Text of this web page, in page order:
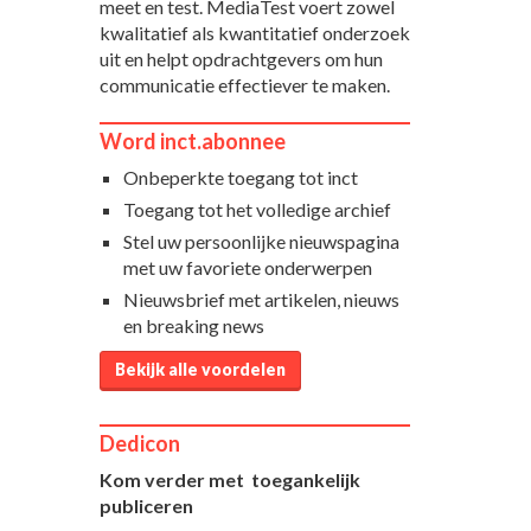
meet en test. MediaTest voert zowel
kwalitatief als kwantitatief onderzoek
uit en helpt opdrachtgevers om hun
communicatie effectiever te maken.
Word inct.abonnee
Onbeperkte toegang tot inct
Toegang tot het volledige archief
Stel uw persoonlijke nieuwspagina
met uw favoriete onderwerpen
Nieuwsbrief met artikelen, nieuws
en breaking news
Bekijk alle voordelen
Dedicon
Kom verder met toegankelijk
publiceren